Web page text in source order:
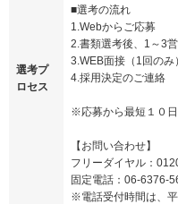
選考プ
ロセス
■選考の流れ
1.Webからご応募
2.書類選考後、1～3
3.WEB面接（1回のみ）
4.採用決定のご連絡
※応募から最短１０日
【お問い合わせ】
フリーダイヤル：
固定電話：06-6376-
※電話受付時間は、